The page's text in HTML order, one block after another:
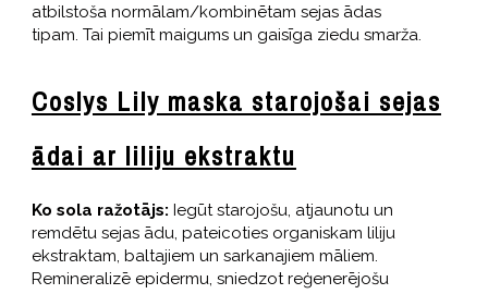
atbilstoša normālam/kombinētam sejas ādas
tipam. Tai piemīt maigums un gaisīga ziedu smarža.
Coslys Lily maska starojošai sejas
ādai ar liliju ekstraktu
Ko sola ražotājs: Iegūt starojošu, atjaunotu un
remdētu sejas ādu, pateicoties organiskam liliju
ekstraktam, baltajiem un sarkanajiem māliem.
Remineralizē epidermu, sniedzot reģenerējošu